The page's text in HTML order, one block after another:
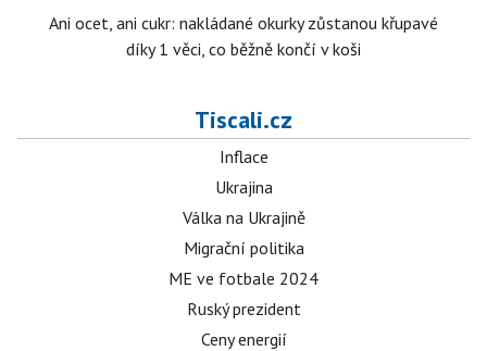
Ani ocet, ani cukr: nakládané okurky zůstanou křupavé
díky 1 věci, co běžně končí v koši
Tiscali.cz
Inflace
Ukrajina
Válka na Ukrajině
Migrační politika
ME ve fotbale 2024
Ruský prezident
Ceny energií